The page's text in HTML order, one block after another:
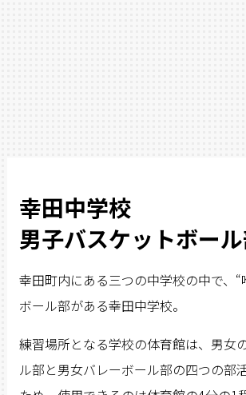
幸田中学校
男子バスケットボー
幸田町内にある三つの中学校の中で、“
ボール部がある幸田中学校。
練習場所となる学校の体育館は、男女
ル部と男女バレーボール部の四つの部